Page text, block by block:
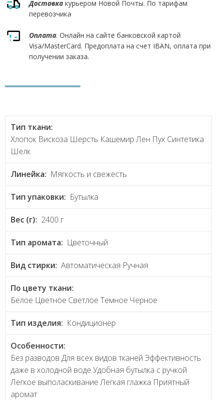
Доставка курьером Новой Почты. По тарифам
перевозчика
Оплата. Онлайн на сайте банковской картой
Visa/MasterCard. Предоплата на счет IBAN, оплата при
получении заказа.
Тип ткани:
Хлопок Вискоза Шерсть Кашемир Лен Пух Синтетика
Шелк
Линейка: Мягкость и свежесть
Тип упаковки: Бутылка
Вес (г): 2400 г
Тип аромата: Цветочный
Вид стирки: Автоматическая Ручная
По цвету ткани:
Белое Цветное Светлое Темное Черное
Тип изделия: Кондиционер
Особенности:
Без разводов Для всех видов тканей Эффективность
даже в холодной воде Удобная бутылка с ручкой
Легкое выполаскивание Легкая глажка Приятный
аромат